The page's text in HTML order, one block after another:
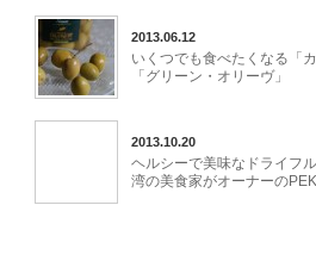
2013.06.12
いくつでも食べたくなる「
「グリーン・オリーヴ」
2013.10.20
ヘルシーで美味なドライフ
湾の美食家がオーナーの